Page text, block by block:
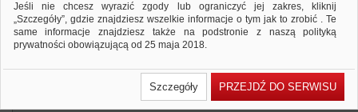
Jeśli nie chcesz wyrazić zgody lub ograniczyć jej zakres, kliknij
„Szczegóły”, gdzie znajdziesz wszelkie informacje o tym jak to zrobić . Te
same informacje znajdziesz także na podstronie z naszą polityką
prywatności obowiązującą od 25 maja 2018.
wcześniejsza zgoda której udzieliliście podczas zakładania konta. Każda
Państwa zgoda jest dobrowolna i można ją w dowolnym momencie
Szczegóły PRZEJDŹ DO SERWISU